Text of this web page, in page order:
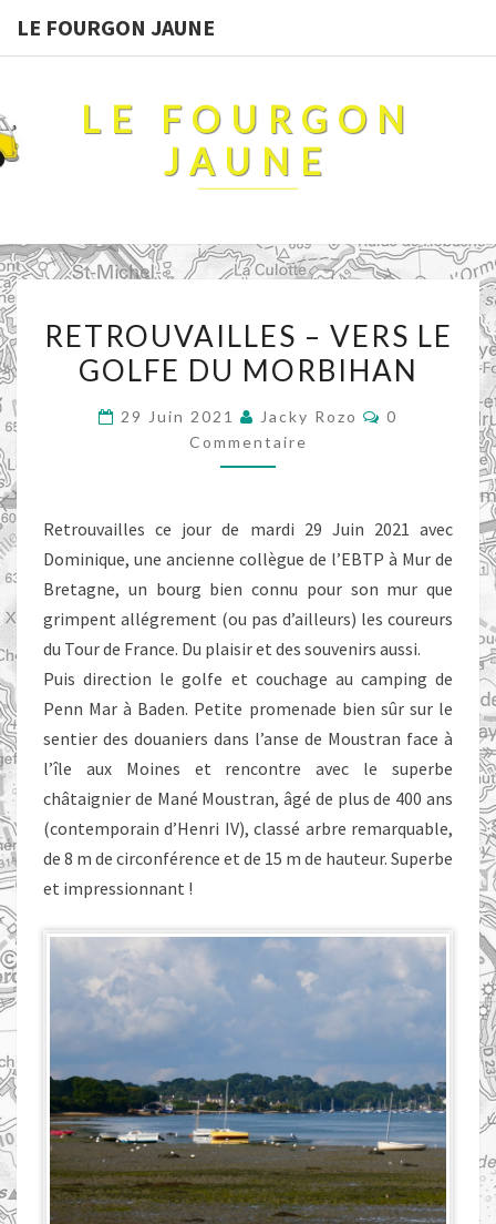
LE FOURGON JAUNE
LE FOURGON
JAUNE
–
VERS
GOLFE
DU
RETROUVAILLES – VERS LE
GOLFE DU MORBIHAN
29 Juin 2021 Jacky Rozo
0
Commentaire
Retrouvailles ce jour de mardi 29 Juin 2021 avec
Dominique, une ancienne collègue de l’EBTP à Mur de
Bretagne, un bourg bien connu pour son mur que
grimpent allégrement (ou pas d’ailleurs) les coureurs
du Tour de France. Du plaisir et des souvenirs aussi.
Puis direction le golfe et couchage au camping de
Penn Mar à Baden. Petite promenade bien sûr sur le
sentier des douaniers dans l’anse de Moustran face à
l’île aux Moines et rencontre avec le superbe
châtaignier de Mané Moustran, âgé de plus de 400 ans
(contemporain d’Henri IV), classé arbre remarquable,
de 8 m de circonférence et de 15 m de hauteur. Superbe
et impressionnant !